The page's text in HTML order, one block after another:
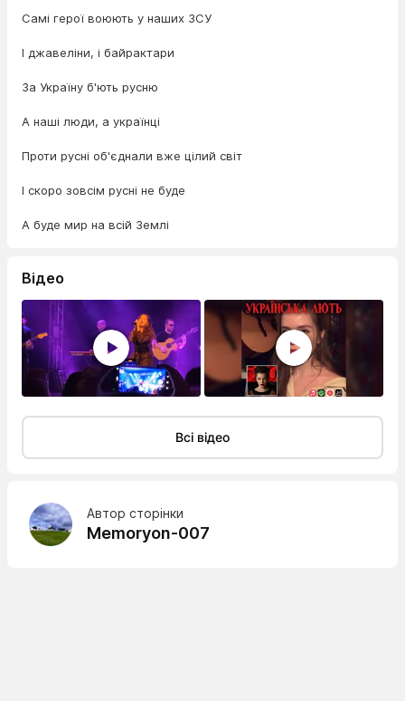
Самі герої воюють у наших ЗСУ
І джавеліни, і байрактари
За Україну б'ють русню
А наші люди, а українці
Проти русні об'єднали вже цілий світ
І скоро зовсім русні не буде
А буде мир на всій Землі
Відео
Всі відео
Автор сторінки
Memoryon-007